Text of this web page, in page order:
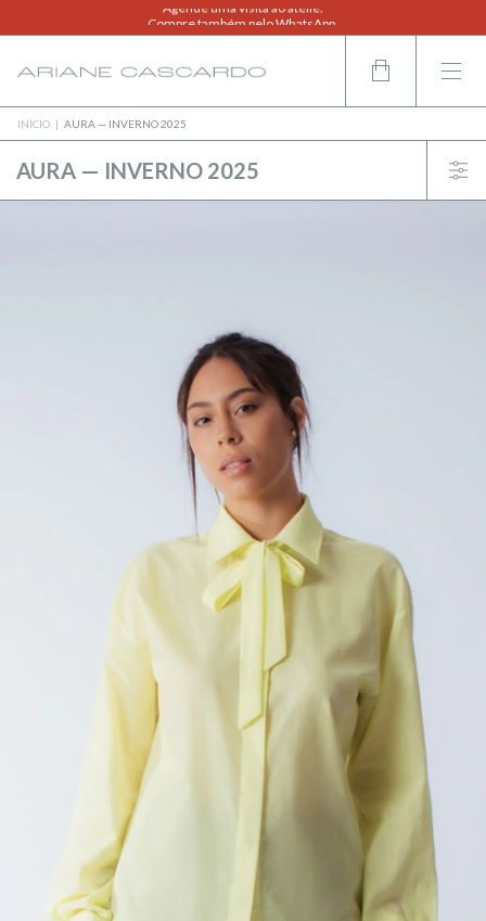
Compre também pelo WhatsApp.
INÍCIO | AURA — INVERNO 2025
AURA — INVERNO 2025